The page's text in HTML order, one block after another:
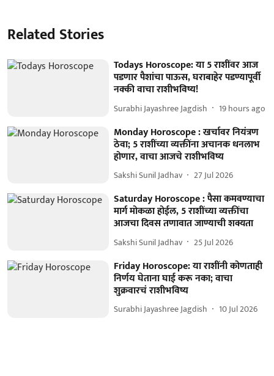
Related Stories
Todays Horoscope: या 5 राशींवर आज
पडणार पैशांचा पाऊस, घराबाहेर पडण्यापूर्वी
नक्की वाचा राशीभविष्य!
Surabhi Jayashree Jagdish 19 hours ago
Monday Horoscope : खर्चावर नियंत्रण
ठेवा; 5 राशींच्या व्यक्तींना अचानक धनलाभ
होणार, वाचा आजचे राशीभविष्य
Sakshi Sunil Jadhav 27 Jul 2026
Saturday Horoscope : पैसा कमवण्याचा
मार्ग मोकळा होईल, 5 राशींच्या व्यक्तींचा
आजचा दिवस तणावात जाण्याची शक्यता
Sakshi Sunil Jadhav 25 Jul 2026
Friday Horoscope: या राशींनी कोणताही
निर्णय घेताना घाई करू नका; वाचा
शुक्रवारचं राशीभविष्य
Surabhi Jayashree Jagdish 10 Jul 2026